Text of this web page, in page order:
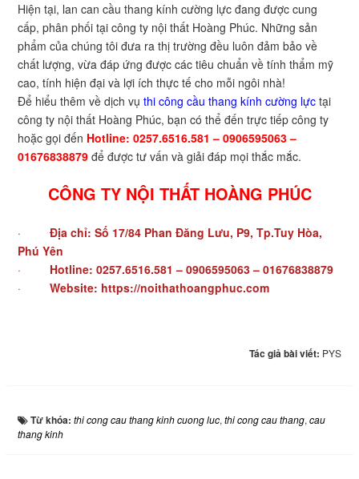
Hiện tại, lan can cầu thang kính cường lực đang được cung
cấp, phân phối tại công ty nội thất Hoàng Phúc. Những sản
phẩm của chúng tôi đưa ra thị trường đều luôn đảm bảo về
chất lượng, vừa đáp ứng được các tiêu chuẩn về tính thẩm mỹ
cao, tính hiện đại và lợi ích thực tế cho mỗi ngôi nhà!
Để hiểu thêm về dịch vụ thi công cầu thang kính cường lực tại
công ty nội thất Hoàng Phúc, bạn có thể đến trực tiếp công ty
hoặc gọi đến Hotline: 0257.6516.581 – 0906595063 –
01676838879 để được tư vấn và giải đáp mọi thắc mắc.
CÔNG TY NỘI THẤT HOÀNG PHÚC
·
Địa chỉ: Số 17/84 Phan Đăng Lưu, P9, Tp.Tuy Hòa,
Phú Yên
· Hotline: 0257.6516.581 – 0906595063 – 01676838879
· Website: https://noithathoangphuc.com
Tác giả bài viết: PYS
Từ khóa: thi cong cau thang kinh cuong luc, thi cong cau thang, cau
thang kinh